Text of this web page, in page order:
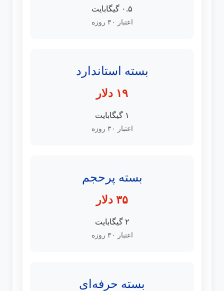
۰.۵ گیگابایت
اعتبار ۳۰ روزه
بسته استاندارد
۱۹ دلار
۱ گیگابایت
اعتبار ۳۰ روزه
بسته پرحجم
۳۵ دلار
۲ گیگابایت
اعتبار ۳۰ روزه
بسته حرفه‌ای